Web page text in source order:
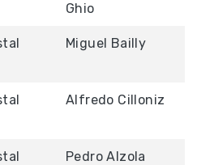
Ghio
Miguel Bailly
Alfredo Cilloniz
Pedro Alzola